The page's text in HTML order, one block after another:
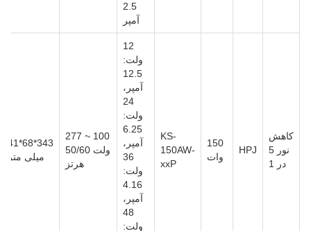
2.5
آمپر
کاهش
نور 5
در 1
HPJ
150
وات
KS-
150AW-
xxP
12
ولت:
12.5
آمپر،
24
ولت:
6.25
آمپر،
36
ولت:
4.16
آمپر،
48
ولت:
100 ~ 277
ولت 50/60
هرتز
343*68*41
میلی متر